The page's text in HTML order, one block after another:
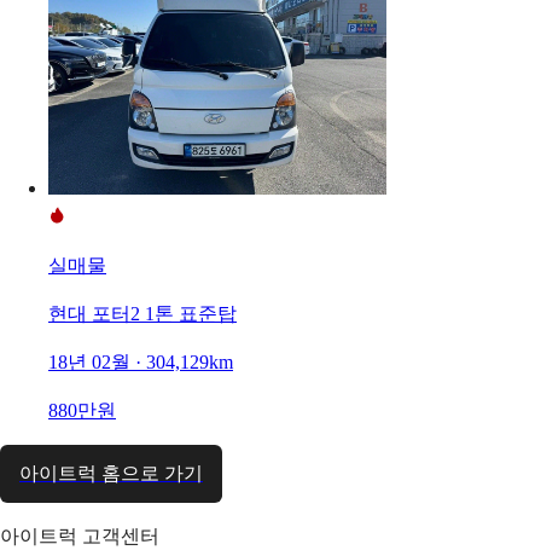
실매물
현대 포터2 1톤 표준탑
18년 02월 · 304,129km
880만원
아이트럭 홈으로 가기
아이트럭 고객센터